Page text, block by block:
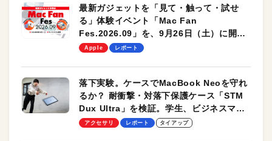
最新ガジェットを「見て・触って・試せ
る」体験イベント「Mac Fan
Fes.2026.09」を、9月26日（土）に開催
します！
Apple レポート
落下実験。ケースでMacBook Neoを守れ
るか？ 耐衝撃・対落下保護ケース「STM
Dux Ultra」を検証。学生、ビジネスマン
のモバイルユースに最適！
アクセサリ レポート タイアップ